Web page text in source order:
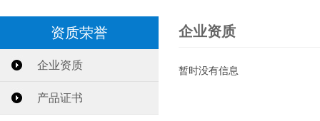
资质荣誉
企业资质
产品证书
企业资质
暂时没有信息